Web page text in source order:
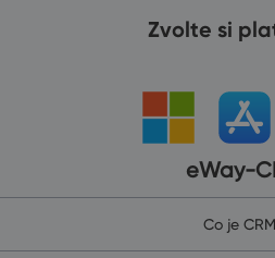
Zvolte si
eWay-
Co je